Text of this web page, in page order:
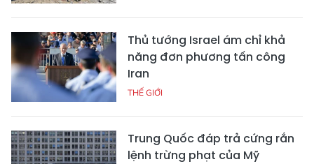
Thủ tướng Israel ám chỉ khả
năng đơn phương tấn công
Iran
THẾ GIỚI
Trung Quốc đáp trả cứng rắn
lệnh trừng phạt của Mỹ